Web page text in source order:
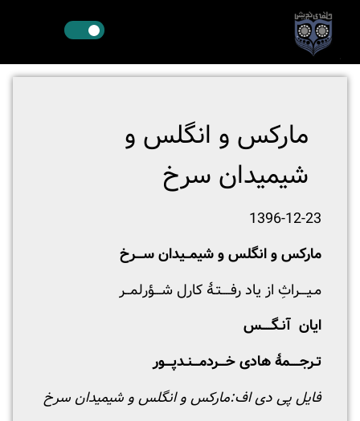
مارکس و انگلس و
شیمیدان سرخ
1396-12-23
مارکس و انگلس وشیمــیدان ســـرخ
مـیـــراثِ از یاد رفــــتـۀ کارل شـــؤرلمــر
ایان آنـگــــس
تـرجــــمۀ هادی خـــردمـــنـدپـــور
فایل پی دی اف:مارکس و انگلس و شیمیدان سرخ